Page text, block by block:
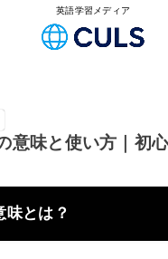
英語学習メディア
意味と使い方｜初
とは？